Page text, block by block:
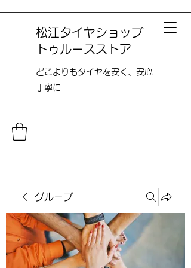
松江タイヤショップ
トゥルースストア
どこよりも​タイヤを安く、安心
丁寧に
グループ